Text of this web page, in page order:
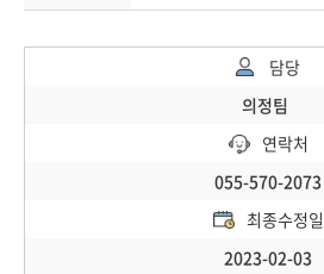
담당
의정팀
연락처
055-570-2073
최종수정일
2023-02-03